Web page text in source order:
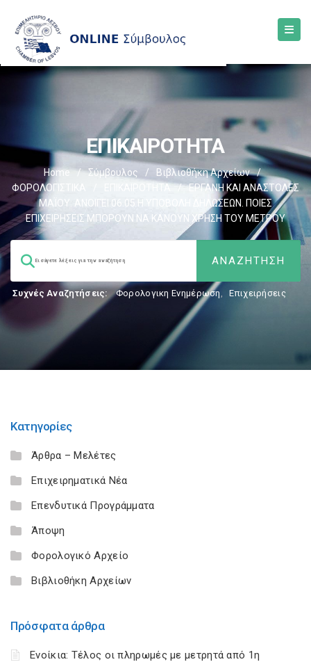
ΕΠΙΚΑΙΡΟΤΗΤΑ
Home / Σύμβουλος / Βιβλιοθήκη Αρχείων
/
ΦΟΡΟΛΟΓΙΣΤΙΚΑ
ΕΠΙΚΑΙΡΟΤΗΤΑ /
ΕΡΓΑΝΗ ΚΑΙ ΑΝΑΣΤΟΛΕΣ
ΜΑΪΟΥ: ΑΝΟΙΓΕΙ 06.05 Η ΥΠΟΒΟΛΗ ΔΗΛΩΣΕΩΝ. ΠΟΙΕΣ
ΕΠΙΧΕΙΡΗΣΕΙΣ ΜΠΟΡΟΥΝ ΝΑ ΚΑΝΟΥΝ ΧΡΗΣΗ ΤΟΥ ΜΕΤΡΟΥ
Συχνές Αναζητήσεις: Φορολογικη Ενημέρωση, Επιχειρήσεις
Κατηγορίες
Άρθρα – Μελέτες
Επιχειρηματικά Νέα
Επενδυτικά Προγράμματα
Άποψη
Φορολογικό Αρχείο
Βιβλιοθήκη Αρχείων
Πρόσφατα άρθρα
Ενοίκια: Τέλος οι πληρωμές με μετρητά από 1η